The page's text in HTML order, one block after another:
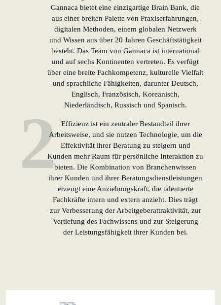
Gannaca bietet eine einzigartige Brain Bank, die
aus einer breiten Palette von Praxiserfahrungen,
digitalen Methoden, einem globalen Netzwerk
und Wissen aus über 20 Jahren Geschäftstätigkeit
besteht. Das Team von Gannaca ist international
und auf sechs Kontinenten vertreten. Es verfügt
über eine breite Fachkompetenz, kulturelle Vielfalt
und sprachliche Fähigkeiten, darunter Deutsch,
Englisch, Französisch, Koreanisch,
Niederländisch, Russisch und Spanisch.
2
Effizienz ist ein zentraler Bestandteil ihrer
Arbeitsweise, und sie nutzen Technologie, um die
Effektivität ihrer Beratung zu steigern und
Kunden mehr Raum für persönliche Interaktion zu
bieten. Die Kombination von Branchenwissen
ihrer Kunden und ihrer Beratungsdienstleistungen
erzeugt eine Anziehungskraft, die talentierte
Fachkräfte intern und extern anzieht. Dies trägt
zur Verbesserung der Arbeitgeberattraktivität, zur
Vertiefung des Fachwissens und zur Steigerung
der Leistungsfähigkeit ihrer Kunden bei.